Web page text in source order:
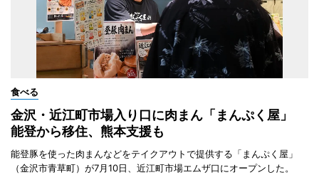
食べる
金沢・近江町市場入り口に肉まん「まんぷく屋」
能登から移住、熊本支援も
能登豚を使った肉まんなどをテイクアウトで提供する「まんぷく屋」
（金沢市青草町）が7月10日、近江町市場エムザ口にオープンした。